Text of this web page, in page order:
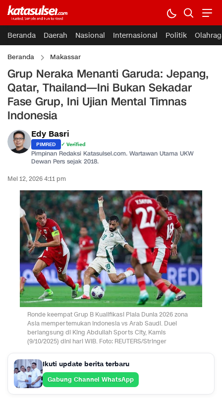
Beranda Daerah Nasional Internasional Politik
Beranda Makassar
Grup Neraka Menanti Garuda: Jepang,
Qatar, Thailand—Ini Bukan Sekadar
Fase Grup, Ini Ujian Mental Timnas
Indonesia
Edy Basri
PIMRED ✓ Verified
Pimpinan Redaksi Katasulsel.com. Wartawan Utama UKW
Dewan Pers sejak 2018.
Mei 12, 2026 4:11 pm
Ronde keempat Grup B Kualifikasi Piala Dunia 2026 zona
Asia mempertemukan Indonesia vs Arab Saudi. Duel
berlangsung di King Abdullah Sports City, Kamis
(9/10/2025) dini hari WIB. Foto: REUTERS/Stringer
Ikuti update berita terbaru
Gabung Channel WhatsApp